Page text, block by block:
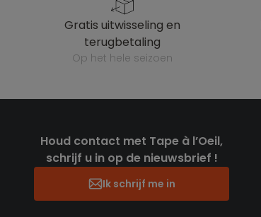
gratis uitwisseling en
terugbetaling
op het hele seizoen
Houd contact met Tape à l’Oeil,
schrijf u in op de nieuwsbrief !
Ik schrijf me in